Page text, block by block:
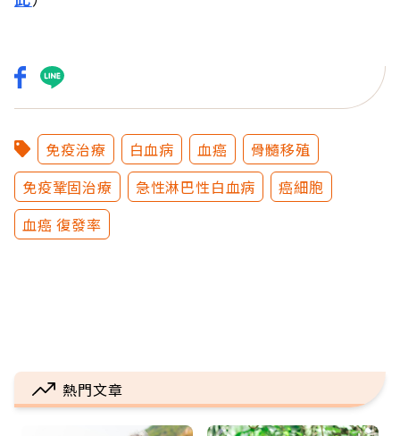
免疫治療 白血病 血癌
骨髓移殖
免疫鞏固治療
急性淋巴性白血病
癌細胞
血癌 復發率
熱門文章